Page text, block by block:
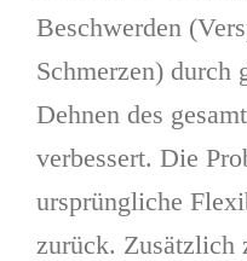
Beschwerden
Schmerzen) durch
Dehnen des
verbessert. Die
ursprüngliche
zurück. Zusätzlich